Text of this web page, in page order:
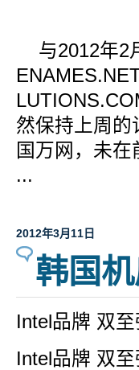
与2012年2
然保持上周的
国万网，未在
...
2012年3月11日
韩国
Intel品牌 双
Intel品牌 双